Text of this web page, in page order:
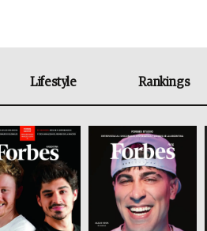
Lifestyle Rankings